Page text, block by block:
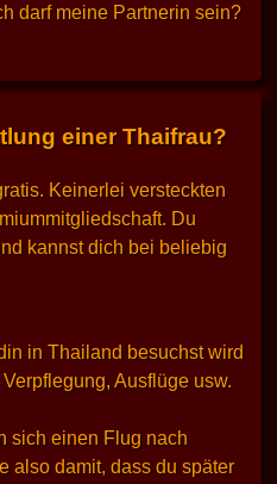
darf meine Partnerin sein?
einer Thaifrau?
Keinerlei versteckten
Du
kannst dich bei beliebig
in Thailand besuchst wird
Ausflüge usw.
sich einen Flug nach
also damit, dass du später